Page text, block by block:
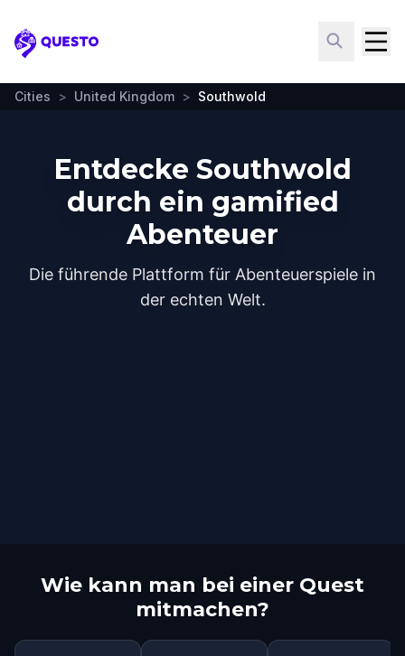
Questo
Cities > United Kingdom > Southwold
Entdecke Southwold
durch ein gamified
Abenteuer
Die führende Plattform für Abenteuerspiele in
der echten Welt.
Wie kann man bei einer Quest
mitmachen?